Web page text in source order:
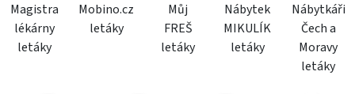
Magistra
lékárny
letáky
Mobino.cz
letáky
Můj
FREŠ
letáky
Nábytek
MIKULÍK
letáky
Nábytkáři
Čech a
Moravy
letáky